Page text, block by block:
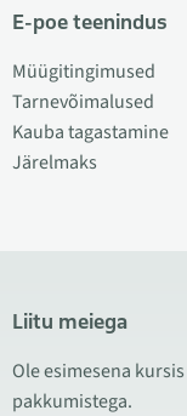
E-poe teenindus
Müügitingimused
Tarnevõimalused
Kauba tagastamine
Järelmaks
Liitu meiega
Ole esimesena
pakkumistega.